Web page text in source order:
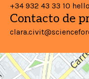
+34 932 43 33 10
Contacto de